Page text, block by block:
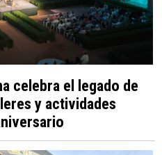
celebra el legado de
y actividades